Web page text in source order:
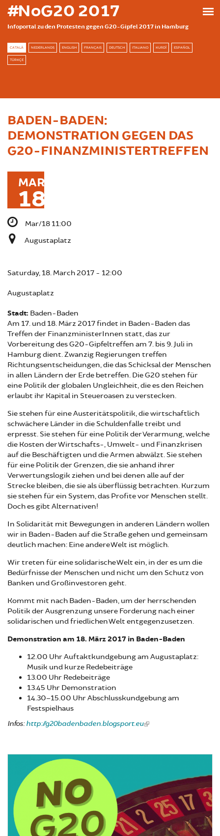
Skip to main content
#NoG20 2017
Infoportal zu den Protesten gegen G20-Gipfel 2017 in Hamburg
CATALÀ NEDERLANDS ENGLISH FRANÇAIS DEUTSCH ITALIANO KURDÎ ESPAÑOL
TÜRKÇE
BADEN-BADEN:
DEMONSTRATION GEGEN DAS
G20-FINANZMINISTERTREFFEN
MAR
18
Mar/18 11:00
Augustaplatz
Saturday, 18. March 2017 - 12:00
Augustaplatz
Stadt: Baden-Baden
Am 17. und 18. März 2017 findet in Baden-Baden das
Treffen der FinanzministerInnen statt, das zur
Vorbereitung des G20-Gipfeltreffen am 7. bis 9. Juli in
Hamburg dient. Zwanzig Regierungen treffen
Richtungsentscheidungen, die das Schicksal der Menschen
in allen Ländern der Erde betreffen. Die G20 stehen für
eine Politik der globalen Ungleichheit, die es den Reichen
erlaubt ihr Kapital in Steueroasen zu verstecken.
Sie stehen für eine Austeritätspolitik, die wirtschaftlich
schwächere Länder in die Schuldenfalle treibt und
erpresst. Sie stehen für eine Politik der Verarmung, welche
die Kosten der Wirtschafts-, Umwelt- und Finanzkrisen
auf die Beschäftigten und die Armen abwälzt. Sie stehen
für eine Politik der Grenzen, die sie anhand ihrer
Verwertungslogik ziehen und bei denen alle auf der
Strecke bleiben, die sie als überflüssig betrachten. Kurzum
sie stehen für ein System, das Profite vor Menschen stellt.
Doch es gibt Alternativen!
In Solidarität mit Bewegungen in anderen Ländern wollen
wir in Baden-Baden auf die Straße gehen und gemeinsam
deutlich machen: Eine andere Welt ist möglich.
Wir treten für eine solidarische Welt ein, in der es um die
Bedürfnisse der Menschen und nicht um den Schutz von
Banken und Großinvestoren geht.
Kommt mit nach Baden-Baden, um der herrschenden
Politik der Ausgrenzung unsere Forderung nach einer
solidarischen und friedlichen Welt entgegenzusetzen.
Demonstration am 18. März 2017 in Baden-Baden
12.00 Uhr Auftaktkundgebung am Augustaplatz:
Musik und kurze Redebeiträge
13.00 Uhr Redebeiträge
13.45 Uhr Demonstration
14.30–15.00 Uhr Abschlusskundgebung am
Festspielhaus
Infos:http://g20badenbaden.blogsport.eu